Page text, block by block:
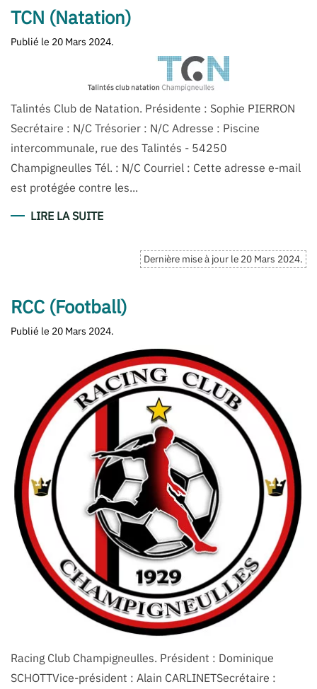
TCN (Natation)
Publié le 20 Mars 2024.
Talintés Club de Natation. Présidente : Sophie PIERRON
Secrétaire : N/C Trésorier : N/C Adresse : Piscine
intercommunale, rue des Talintés - 54250
Champigneulles Tél. : N/C Courriel : Cette adresse e-mail
est protégée contre les...
LIRE LA SUITE
Dernière mise à jour le 20 Mars 2024.
RCC (Football)
Publié le 20 Mars 2024.
Racing Club Champigneulles. Président : Dominique
SCHOTTVice-président : Alain CARLINETSecrétaire :